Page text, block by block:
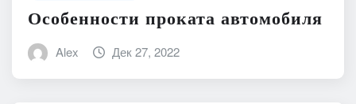
Особенности проката автомобиля
Alex Дек 27, 2022